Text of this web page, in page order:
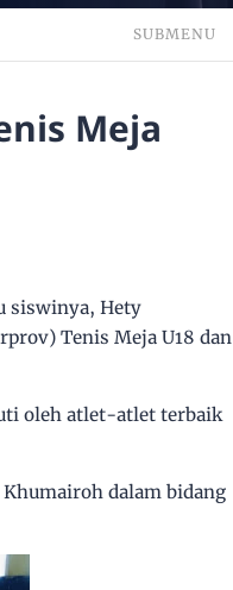
SUBMENU
Meja
siswinya, Hety
Tenis Meja U18 dan
oleh atlet-atlet terbaik
dalam bidang